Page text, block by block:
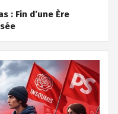
: Fin d’une Ère